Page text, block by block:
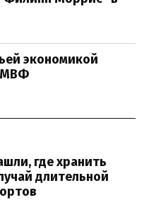
экономикой
МВФ
где хранить
длительной